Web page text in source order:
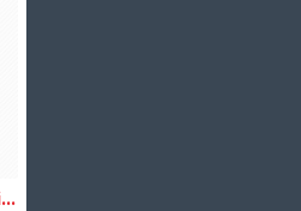
Multitek MB-74B Multibus 7 inç Beyaz Lcd Dokunmatik Görüntülü Diafon